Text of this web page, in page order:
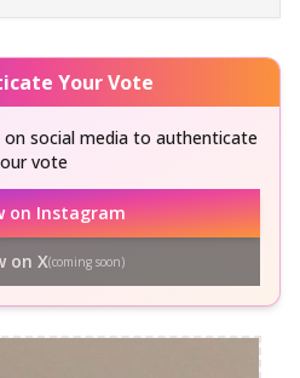
Your Vote
on social media to authenticate
vote
on Instagram
on X(coming soon)